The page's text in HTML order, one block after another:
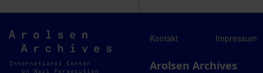
Arolsen
Archives
Kontakt Impressum
Arolsen Archives